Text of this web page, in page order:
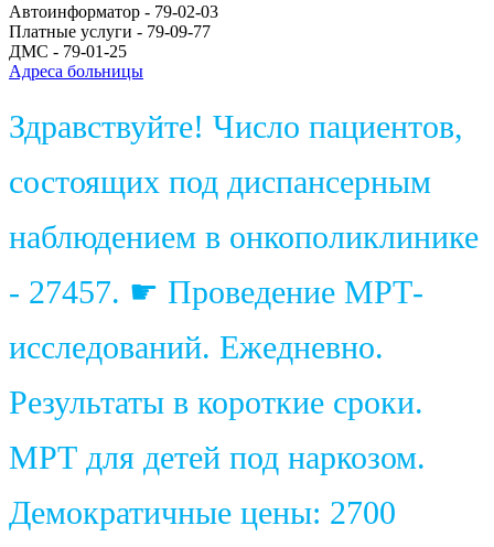
Автоинформатор - 79-02-03
Платные услуги - 79-09-77
ДМС - 79-01-25
Адреса больницы
Здравствуйте! Число пациентов,
состоящих под диспансерным
наблюдением в онкополиклинике
- 27457. ☛ Проведение МРТ-
исследований. Ежедневно.
Результаты в короткие сроки.
МРТ для детей под наркозом.
Демократичные цены: 2700